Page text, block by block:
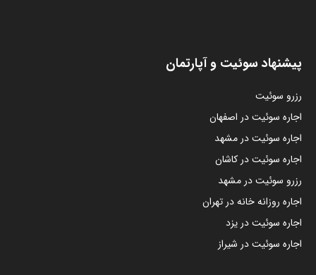
پیشنهاد سوئیت و آپارتمان
رزرو سوئیت
اجاره سوئیت در اصفهان
اجاره سوئیت در مشهد
اجاره سوئیت در کاشان
رزرو سوئیت در مشهد
اجاره روزانه خانه در تهران
اجاره سوئیت در یزد
اجاره سوئیت در شیراز